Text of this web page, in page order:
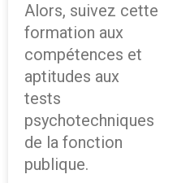
Alors, suivez cette
formation aux
compétences et
aptitudes aux
tests
psychotechniques
de la fonction
publique.